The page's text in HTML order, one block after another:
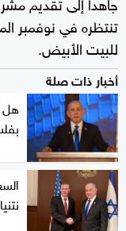
تنتظره في نوفمبر
للبيت الأبيض.
أخبار ذات صلة
هل